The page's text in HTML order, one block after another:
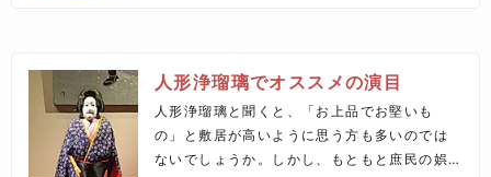
人形浄瑠璃でオススメの演目
人形浄瑠璃と聞くと、「お上品でお堅いも
の」と敷居が高いように思う方も多いのでは
ないでしょうか。しかし、もともと庶民の娯